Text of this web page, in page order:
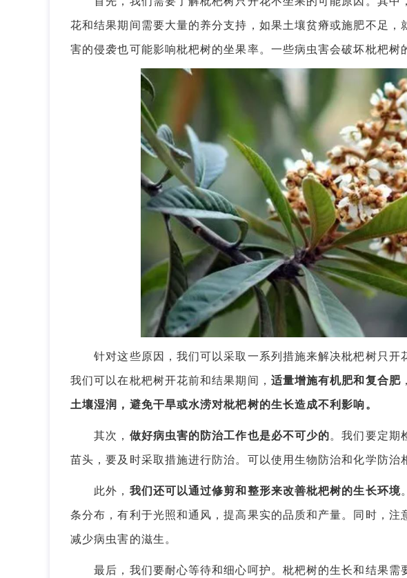
花和结果期间需要大量的养分支持，如果土壤贫瘠或施肥不足，
害的侵袭也可能影响枇杷树的坐果率。一些病虫害会破坏枇杷树
针对这些原因，我们可以采取一系列措施来解决枇杷树只开
我们可以在枇杷树开花前和结果期间， 适量增施有机肥和复合肥
土壤湿润，避免干旱或水涝对枇杷树的生长造成不利影响。
其次， 做好病虫害的防治工作也是必不可少的。我们要定期
苗头，要及时采取措施进行防治。可以使用生物防治和化学防治
此外， 我们还可以通过修剪和整形来改善枇杷树的生长环境
条分布，有利于光照和通风，提高果实的品质和产量。同时，注
减少病虫害的滋生。
最后，我们要耐心等待和细心呵护。枇杷树的生长和结果需